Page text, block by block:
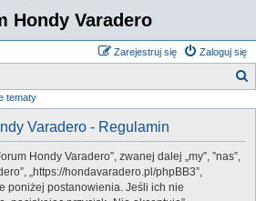
Hondy Varadero
Zaloguj się
Zarejestruj się
tematy
Varadero - Regulamin
Hondy Varadero”, zwanej dalej „my”, ”nas”,
„https://hondavaradero.pl/phpBB3”,
poniżej postanowienia. Jeśli ich nie